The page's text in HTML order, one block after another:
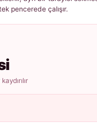
pencerede çalışır.